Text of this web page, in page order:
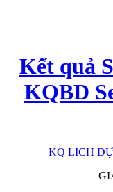
Kết quả
KQBD
KQ LICH